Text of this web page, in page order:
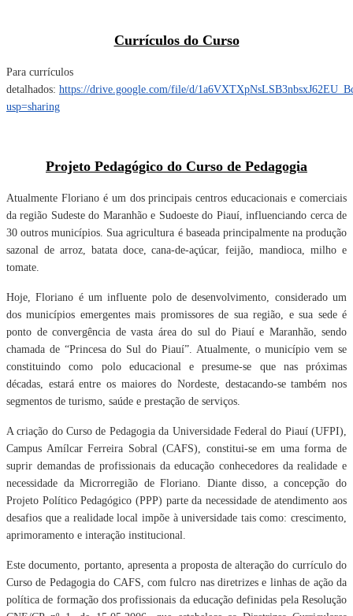
Currículos do Curso
Para currículos
detalhados: https://drive.google.com/file/d/
usp=sharing
Projeto Pedagógico do Curso de Pedagogia
Atualmente Floriano é um dos principais centros educacionais e comerciais
da região Sudeste do Maranhão e Sudoeste do Piauí, influenciando cerca de
30 outros municípios. Sua agricultura é baseada principalmente na produção
sazonal de arroz, batata doce, cana-de-açúcar, feijão, mandioca, milho e
tomate.
Hoje, Floriano é um influente polo de desenvolvimento, considerado um
dos municípios emergentes mais promissores de sua região, e sua sede é
ponto de convergência de vasta área do sul do Piauí e Maranhão, sendo
chamada de “Princesa do Sul do Piauí”. Atualmente, o município vem se
constituindo como polo educacional e presume-se que nas próximas
décadas, estará entre os maiores do Nordeste, destacando-se também nos
segmentos de turismo, saúde e prestação de serviços.
A criação do Curso de Pedagogia da Universidade Federal do Piauí (UFPI),
Campus Amílcar Ferreira Sobral (CAFS), constitui-se em uma forma de
suprir demandas de profissionais da educação conhecedores da realidade e
necessidade da Microrregião de Floriano. Diante disso, a concepção do
Projeto Político Pedagógico (PPP) parte da necessidade de atendimento aos
desafios que a realidade local impõe à universidade tais como: crescimento,
aprimoramento e interação institucional.
Este documento, portanto, apresenta a proposta de alteração do currículo do
Curso de Pedagogia do CAFS, com fulcro nas diretrizes e linhas de ação da
política de formação dos profissionais da educação definidas pela Resolução